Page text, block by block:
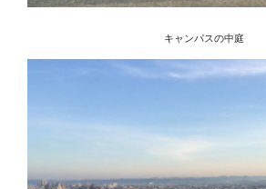
キャンパスの中庭